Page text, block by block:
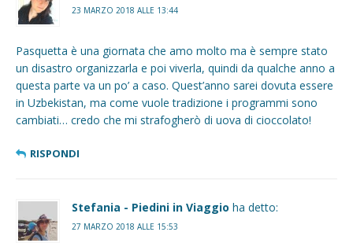
23 MARZO 2018 ALLE 13:44
Pasquetta è una giornata che amo molto ma è sempre stato
un disastro organizzarla e poi viverla, quindi da qualche anno a
questa parte va un po’ a caso. Quest’anno sarei dovuta essere
in Uzbekistan, ma come vuole tradizione i programmi sono
cambiati… credo che mi strafogherò di uova di cioccolato!
RISPONDI
Stefania - Piedini in Viaggio ha detto:
27 MARZO 2018 ALLE 15:53